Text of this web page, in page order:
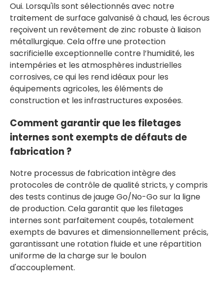
Oui. Lorsqu'ils sont sélectionnés avec notre
traitement de surface galvanisé à chaud, les écrous
reçoivent un revêtement de zinc robuste à liaison
métallurgique. Cela offre une protection
sacrificielle exceptionnelle contre l’humidité, les
intempéries et les atmosphères industrielles
corrosives, ce qui les rend idéaux pour les
équipements agricoles, les éléments de
construction et les infrastructures exposées.
Comment garantir que les filetages
internes sont exempts de défauts de
fabrication ?
Notre processus de fabrication intègre des
protocoles de contrôle de qualité stricts, y compris
des tests continus de jauge Go/No-Go sur la ligne
de production. Cela garantit que les filetages
internes sont parfaitement coupés, totalement
exempts de bavures et dimensionnellement précis,
garantissant une rotation fluide et une répartition
uniforme de la charge sur le boulon
d'accouplement.